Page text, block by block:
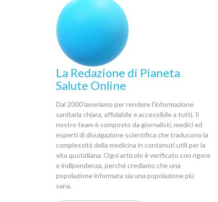
La Redazione di Pianeta
Salute Online
Dal 2000 lavoriamo per rendere l’informazione
sanitaria chiara, affidabile e accessibile a tutti. Il
nostro team è composto da giornalisti, medici ed
esperti di divulgazione scientifica che traducono la
complessità della medicina in contenuti utili per la
vita quotidiana. Ogni articolo è verificato con rigore
e indipendenza, perché crediamo che una
popolazione informata sia una popolazione più
sana.